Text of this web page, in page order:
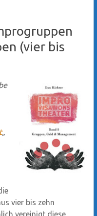
(vier bis
„
vier bis zehn
vereinigt diese